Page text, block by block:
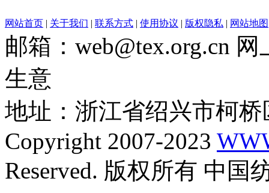
网站首页 | 关于我们 | 联系方式 | 使用协议 | 版权隐私 | 网站地图
邮箱：web@tex.org.cn
生意
地址：浙江省绍兴市柯
Copyright 2007-2023
Reserved. 版权所有 中国